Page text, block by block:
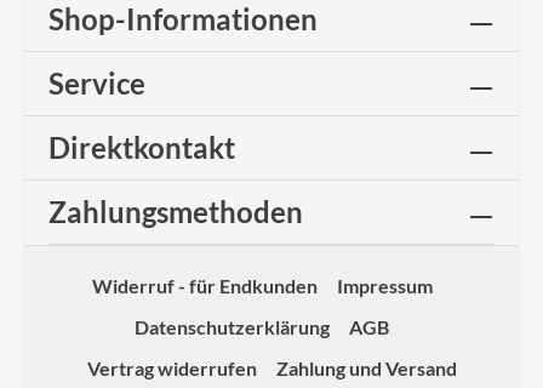
Shop-Informationen
Service
Direktkontakt
Zahlungsmethoden
Widerruf - für Endkunden
Impressum
Datenschutzerklärung
AGB
Vertrag widerrufen
Zahlung und Versand